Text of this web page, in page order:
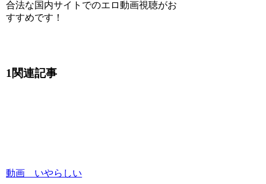
合法な国内サイトでのエロ動画視聴がお
すすめです！
1関連記事
動画 いやらしい